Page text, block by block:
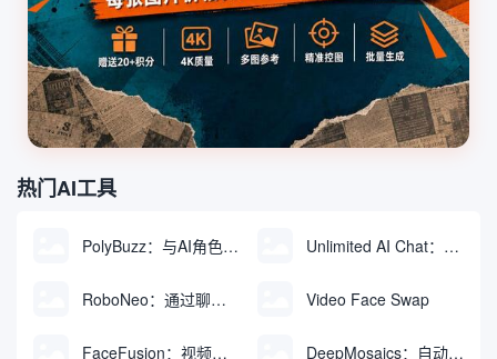
热门AI工具
PolyBuzz：与AI角色互动的免费聊天与角色扮演平台 Unlimited AI Chat：免费无限制的AI聊天工具
RoboNeo：通过聊天生成和编辑视频与图像的AI工具 Video Face Swap
FaceFusion：视频换脸增强工具|语音同步视频嘴型动作 DeepMosaics：自动去除图像和视频中的马赛克，或向其添加马赛克